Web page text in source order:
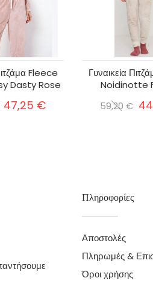
Fleece
Dasty Rose
47,25 €
Γυναικεία
Noidinotte
59,20 €
Πληροφορίες
Αποστολές
Πληρωμές &
Όροι χρήσης